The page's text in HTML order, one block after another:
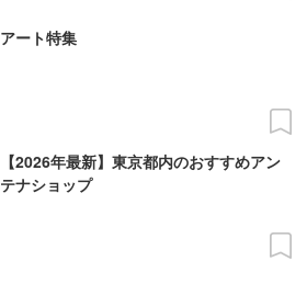
アート特集
【2026年最新】東京都内のおすすめアン
テナショップ